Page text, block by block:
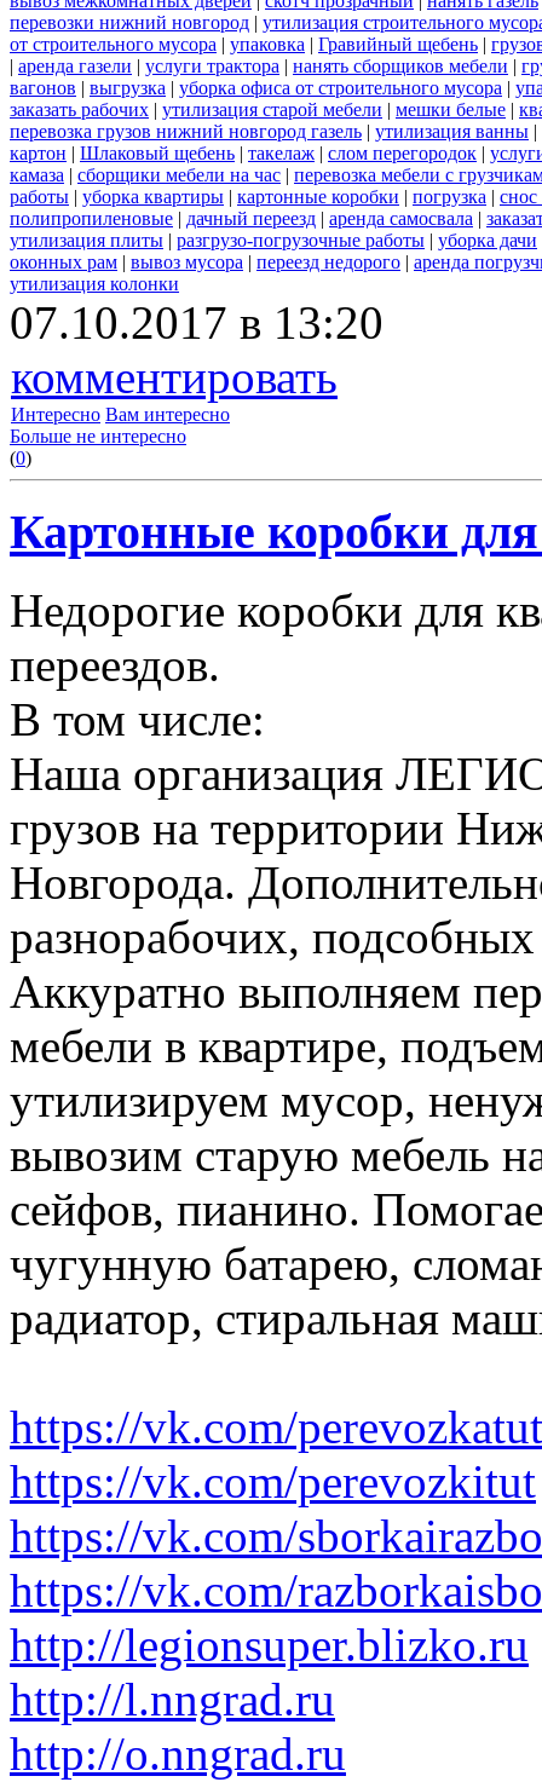
перевозки нижний новгород | утилизация строительного
от строительного мусора | упаковка | Гравийный щебень |
| аренда газели | услуги трактора | нанять сборщиков мебели |
вагонов | выгрузка | уборка офиса от строительного мусора |
заказать рабочих | утилизация старой мебели | мешки белые |
перевозка грузов нижний новгород газель | утилизация ванны |
картон | Шлаковый щебень | такелаж | слом перегородок |
камаза | сборщики мебели на час | перевозка мебели с
работы | уборка квартиры | картонные коробки | погрузка | снос
полипропиленовые | дачный переезд | аренда самосвала |
утилизация плиты | разгрузо-погрузочные работы | уборка дачи
оконных рам | вывоз мусора | переезд недорого | аренда
утилизация колонки
07.10.2017 в 13:20
комментировать
Интересно Вам интересно
Больше не интересно
(0)
Картонные коробки для
Недорогие коробки для
переездов.
В том числе:
Наша организация
грузов на территории
Новгорода.
разнорабочих,
Аккуратно выполняем
мебели в квартире,
утилизируем мусор,
вывозим старую мебель
сейфов, пианино.
чугунную батарею,
радиатор, стиральная
https://vk.com/perevozkatut
https://vk.com/perevozkitut
https://vk.com/
https://vk.com/
http://legionsuper.blizko.ru
http://l.nngrad.ru
http://o.nngrad.ru